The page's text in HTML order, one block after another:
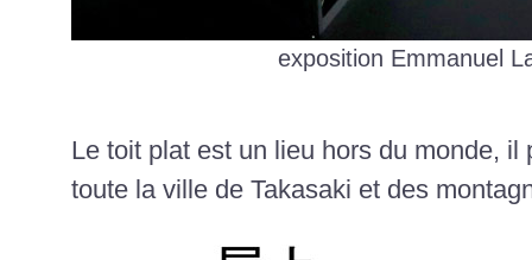
exposition Emmanuel
Le toit plat est un lieu hors du monde, il
toute la ville de Takasaki et des